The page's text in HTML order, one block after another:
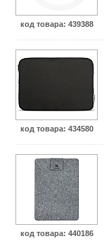
код товара: 439388
код товара: 434580
код товара: 440186